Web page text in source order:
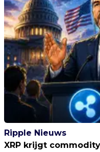
Ripple Nieuws
XRP krijgt